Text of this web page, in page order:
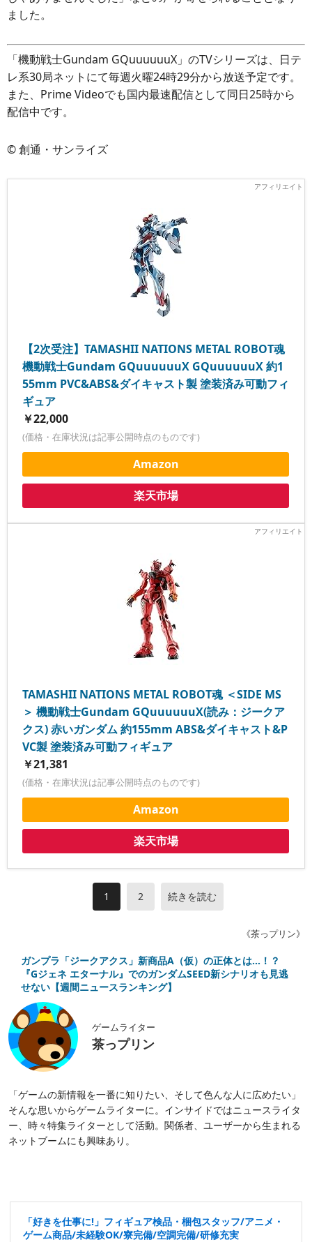
ました。
「機動戦士Gundam GQuuuuuuX」のTVシリーズは、日テ
レ系30局ネットにて毎週火曜24時29分から放送予定です。
また、Prime Videoでも国内最速配信として同日25時から
配信中です。
© 創通・サンライズ
【2次受注】TAMASHII NATIONS METAL ROBOT魂
機動戦士Gundam GQuuuuuuX GQuuuuuuX 約1
55mm PVC&ABS&ダイキャスト製 塗装済み可動フィ
ギュア
￥22,000
(価格・在庫状況は記事公開時点のものです)
Amazon
楽天市場
TAMASHII NATIONS METAL ROBOT魂 ＜SIDE MS
＞ 機動戦士Gundam GQuuuuuuX(読み：ジークア
クス) 赤いガンダム 約155mm ABS&ダイキャスト&P
VC製 塗装済み可動フィギュア
￥21,381
(価格・在庫状況は記事公開時点のものです)
Amazon
楽天市場
1 2 続きを読む
《茶っプリン》
ガンプラ「ジークアクス」新商品A（仮）の正体とは…！？
『Gジェネ エターナル』でのガンダムSEED新シナリオも見逃
せない【週間ニュースランキング】
ゲームライター
茶っプリン
「ゲームの新情報を一番に知りたい、そして色んな人に広めたい」
そんな思いからゲームライターに。インサイドではニュースライタ
ー、時々特集ライターとして活動。関係者、ユーザーから生まれる
ネットブームにも興味あり。
「好きを仕事に!」フィギュア検品・梱包スタッフ/アニメ・
ゲーム商品/未経験OK/寮完備/空調完備/研修充実